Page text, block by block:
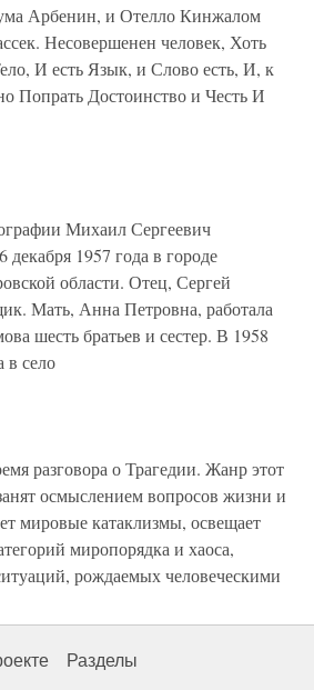
Арбенин, и Отелло Кинжалом
Несовершенен человек, Хоть
И есть Язык, и Слово есть, И, к
Попрать Достоинство и Честь И
Михаил Сергеевич
1957 года в городе
области. Отец, Сергей
Мать, Анна Петровна, работала
шесть братьев и сестер. В 1958
в село
разговора о Трагедии. Жанр этот
осмыслением вопросов жизни и
мировые катаклизмы, освещает
миропорядка и хаоса,
рождаемых человеческими
Разделы